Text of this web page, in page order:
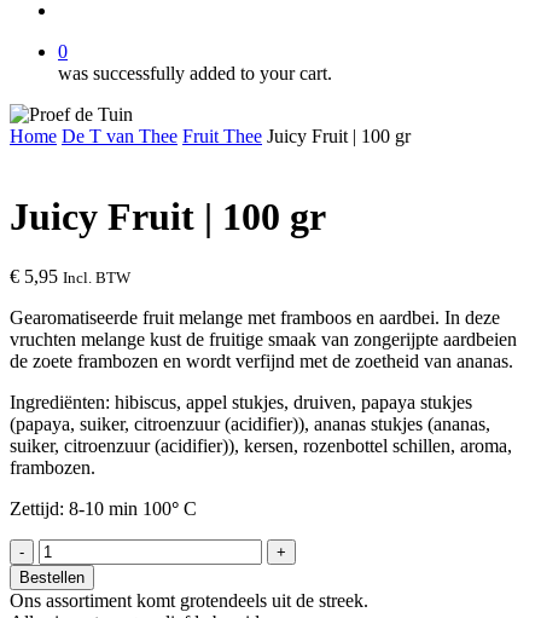
0
was successfully added to your cart.
Home De T van Thee Fruit Thee Juicy Fruit | 100 gr
Juicy Fruit | 100 gr
€ 5,95 Incl. BTW
Gearomatiseerde fruit melange met framboos en aardbei. In deze
vruchten melange kust de fruitige smaak van zongerijpte aardbeien
de zoete frambozen en wordt verfijnd met de zoetheid van ananas.
Ingrediënten: hibiscus, appel stukjes, druiven, papaya stukjes
(papaya, suiker, citroenzuur (acidifier)), ananas stukjes (ananas,
suiker, citroenzuur (acidifier)), kersen, rozenbottel schillen, aroma,
frambozen.
Zettijd: 8-10 min 100° C
Juicy
Fruit
|
100
Bestellen
Ons assortiment komt grotendeels uit de streek.